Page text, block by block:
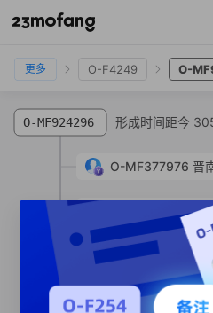
O-FGC16863
更多 O-F4249 O-
O-MF924296 形成时间距今
O-MF377976 晋
O-MF583078王
O-MF668881 形成
O-MF585885 形成